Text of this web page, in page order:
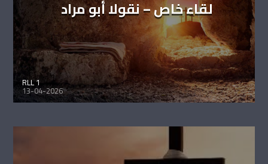
لقاء خاص – نقولا أبو مراد
RLL 1
13-04-2026